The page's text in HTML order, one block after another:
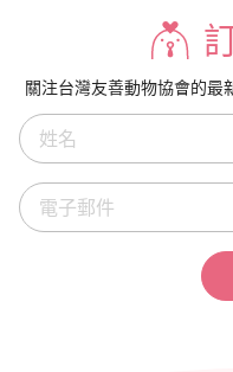
關注台灣友善動物協會的最